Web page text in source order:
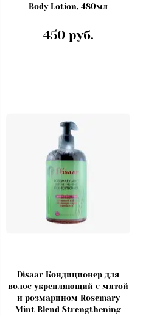
Body Lotion, 480мл
450 руб.
Disaar Кондиционер для
волос укрепляющий с мятой
и розмарином Rosemary
Mint Blend Strengthening